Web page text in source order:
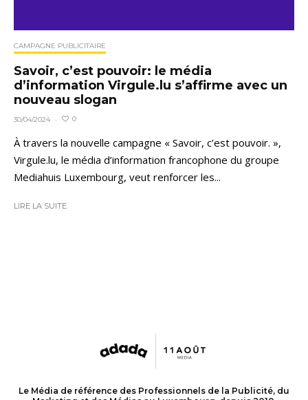
CAMPAGNE PUBLICITAIRE
Savoir, c’est pouvoir: le média
d’information Virgule.lu s’affirme avec un
nouveau slogan
30/04/2024 · 0
À travers la nouvelle campagne « Savoir, c’est pouvoir. »,
Virgule.lu, le média d’information francophone du groupe
Mediahuis Luxembourg, veut renforcer les...
LIRE LA SUITE
Le Média de référence des Professionnels de la Publicité, du